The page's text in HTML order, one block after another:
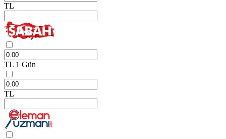
TL
TL 1 Gün
TL